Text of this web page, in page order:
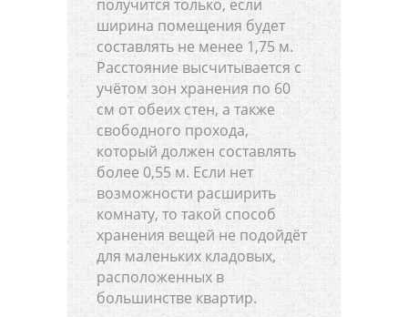
получится только, если
ширина помещения будет
составлять не менее 1,75 м.
Расстояние высчитывается с
учётом зон хранения по 60
см от обеих стен, а также
свободного прохода,
который должен составлять
более 0,55 м. Если нет
возможности расширить
комнату, то такой способ
хранения вещей не подойдёт
для маленьких кладовых,
расположенных в
большинстве квартир.